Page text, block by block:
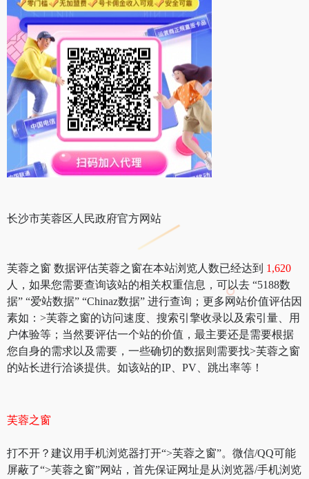
长沙市芙蓉区人民政府官方网站
芙蓉之窗 数据评估芙蓉之窗在本站浏览人数已经达到 1,620
人，如果您需要查询该站的相关权重信息，可以去 “5188数
据” “爱站数据” “Chinaz数据” 进行查询；更多网站价值评估因
素如：>芙蓉之窗的访问速度、搜索引擎收录以及索引量、用
户体验等；当然要评估一个站的价值，最主要还是需要根据
您自身的需求以及需要，一些确切的数据则需要找>芙蓉之窗
的站长进行洽谈提供。如该站的IP、PV、跳出率等！
芙蓉之窗
打不开？建议用手机浏览器打开“>芙蓉之窗”。微信/QQ可能
屏蔽了“>芙蓉之窗”网站，首先保证网址是从浏览器/手机浏览